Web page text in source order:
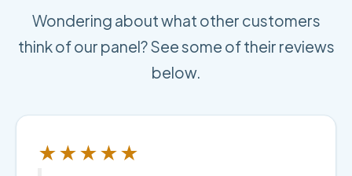
Wondering about what other customers
think of our panel? See some of their reviews
below.
★★★★★